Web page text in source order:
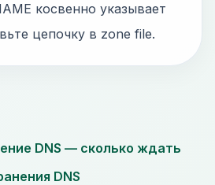
косвенно указывает
цепочку в zone file.
DNS — сколько ждать
DNS